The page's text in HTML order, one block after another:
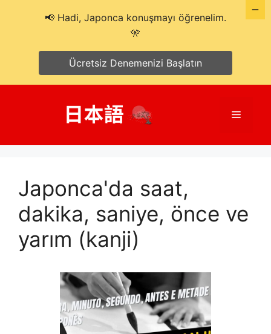
Menü
Japonca'da saat,
dakika, saniye, önce ve
yarım (kanji)
📢 Hadi, Japonca konuşmayı öğrenelim.
🎌
Ücretsiz Denemenizi Başlatın